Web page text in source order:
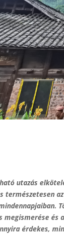
utazás
természetesen
megismerése és
érdekes,